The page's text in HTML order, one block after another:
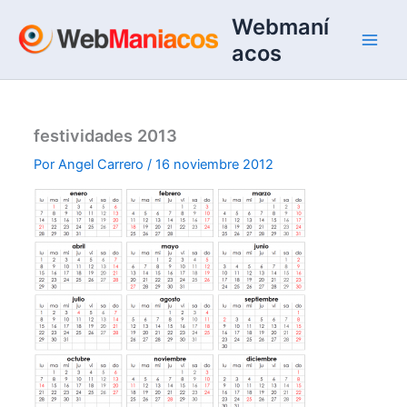
contenido
Webmaní
acos
festividades 2013
PorAngel Carrero/16 noviembre 2012